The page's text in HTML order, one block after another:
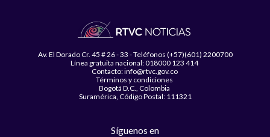
Av. El Dorado Cr. 45 # 26 - 33 - Teléfonos (+57)(601) 2200700
Línea gratuita nacional: 018000 123 414
Contacto: info@rtvc.gov.co
Términos y condiciones
Bogotá D.C., Colombia
Suramérica, Código Postal: 111321
Síguenos en